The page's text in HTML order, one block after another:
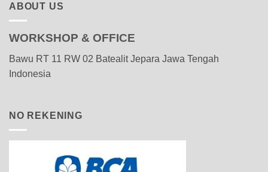
ABOUT US
WORKSHOP & OFFICE
Bawu RT 11 RW 02 Batealit Jepara Jawa Tengah
Indonesia
NO REKENING